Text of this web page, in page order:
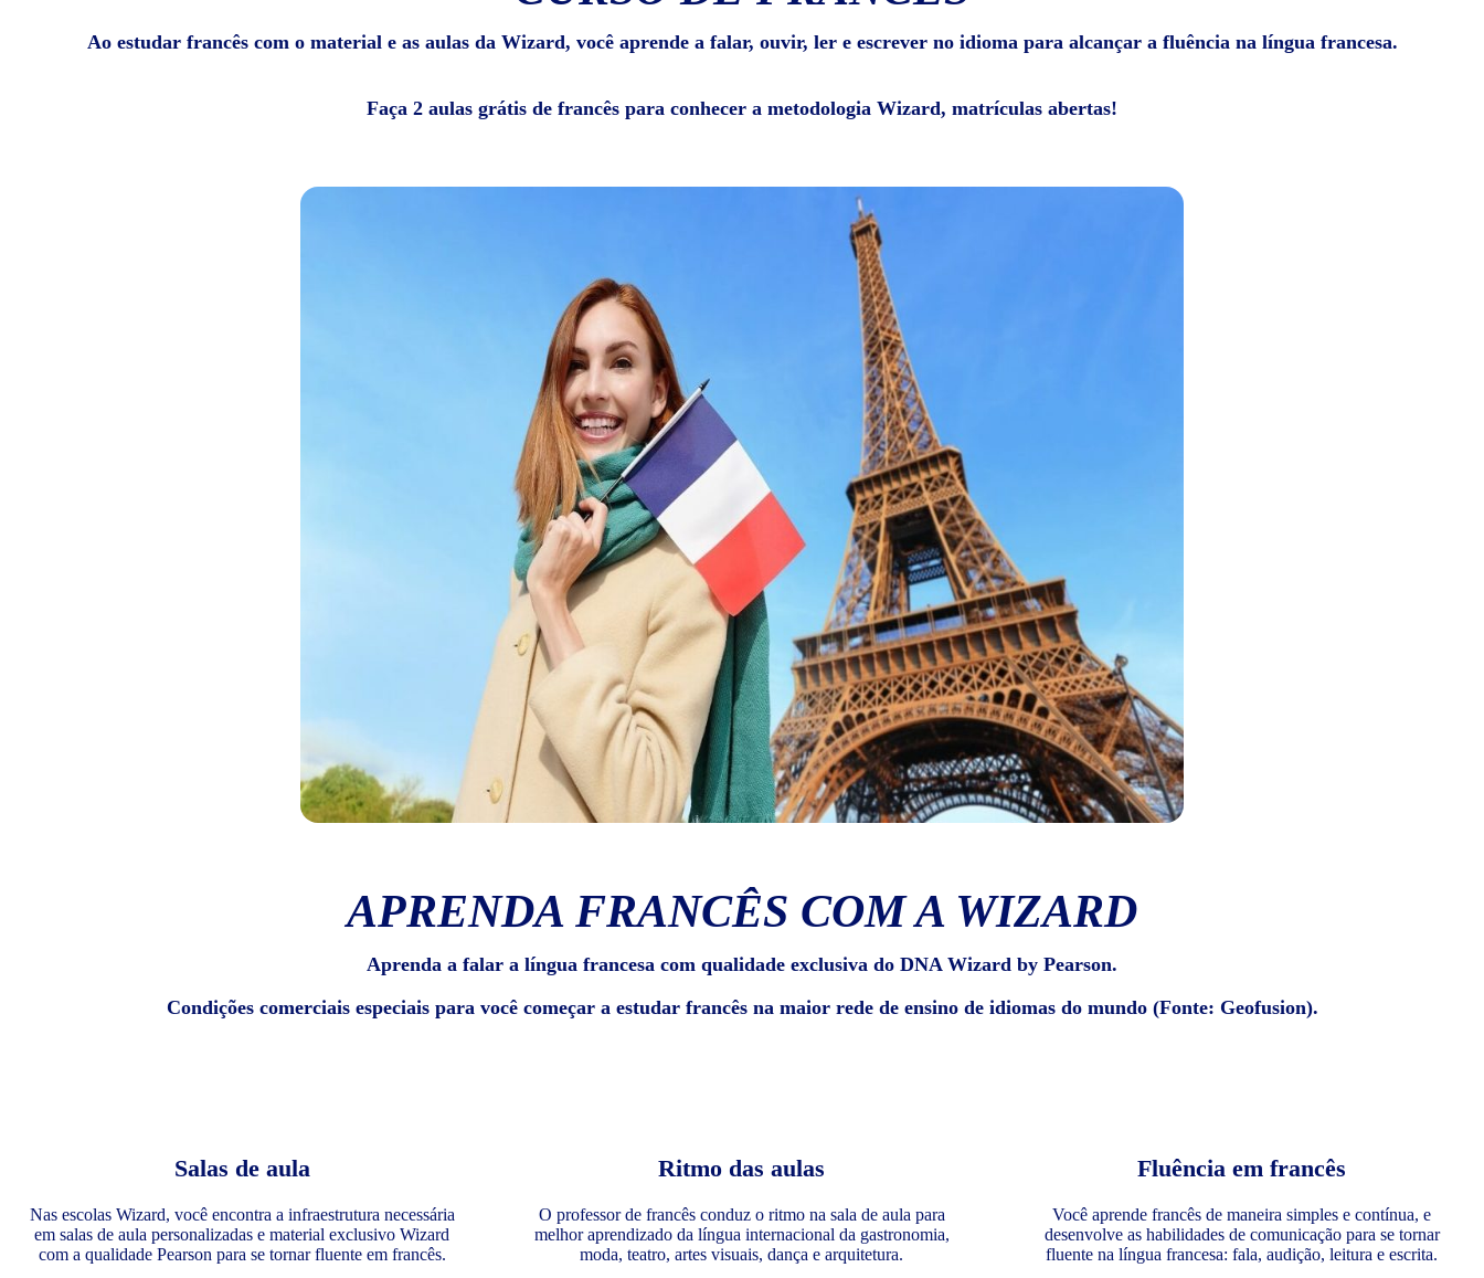
Ao estudar francês com o material e as aulas da Wizard, você aprende a falar, ouvir, ler e escrever no idioma para alcançar a fluência na língua francesa.
Faça 2 aulas grátis de francês para conhecer a metodologia Wizard, matrículas abertas!
APRENDA FRANCÊS COM A WIZARD
Aprenda a falar a língua francesa com qualidade exclusiva do DNA Wizard by Pearson.
Condições comerciais especiais para você começar a estudar francês na maior rede de ensino de idiomas do mundo (Fonte: Geofusion).
Salas de aula
Nas escolas Wizard, você encontra a infraestrutura necessária
em salas de aula personalizadas e material exclusivo Wizard
com a qualidade Pearson para se tornar fluente em francês.
Ritmo das aulas
O professor de francês conduz o ritmo na sala de aula para
melhor aprendizado da língua internacional da gastronomia,
moda, teatro, artes visuais, dança e arquitetura.
Fluência em francês
Você aprende francês de maneira simples e contínua, e
desenvolve as habilidades de comunicação para se tornar
fluente na língua francesa: fala, audição, leitura e escrita.